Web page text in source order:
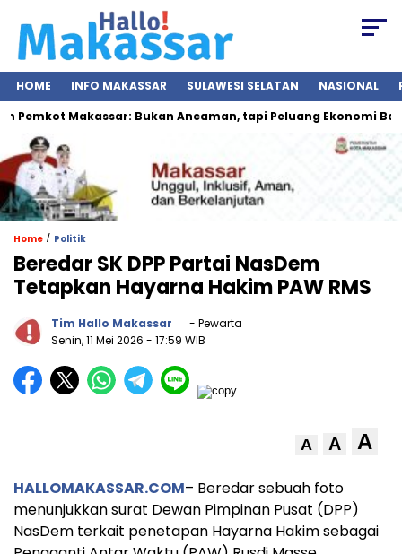
HOME INFO MAKASSAR SULAWESI SELATAN NASIONAL
Makassar: Bukan Ancaman, tapi Peluang Ekonomi Baru
Home / Politik
Beredar SK DPP Partai NasDem
Tetapkan Hayarna Hakim PAW RMS
Tim Hallo Makassar
- Pewarta
Senin, 11 Mei 2026 - 17:59 WIB
A A A
HALLOMAKASSAR.COM– Beredar sebuah foto
menunjukkan surat Dewan Pimpinan Pusat (DPP)
NasDem terkait penetapan Hayarna Hakim sebagai